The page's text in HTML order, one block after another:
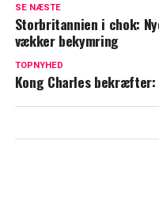
Flere har
Christian ikke
SE NÆSTE
Storbritannien i chok:
vækker bekymring
TOPNYHED
Kong Charles